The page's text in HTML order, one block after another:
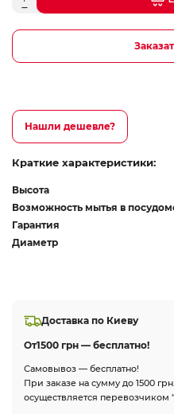
Нашли дешевле?
Краткие характеристики:
Высота
Возможность мытья в
Гарантия
Диаметр
Доставка по Киеву
От1500 грн — бесплатно!
Самовывоз — бесплатно!
При заказе на сумму до 1500
осуществляется перевозчиком